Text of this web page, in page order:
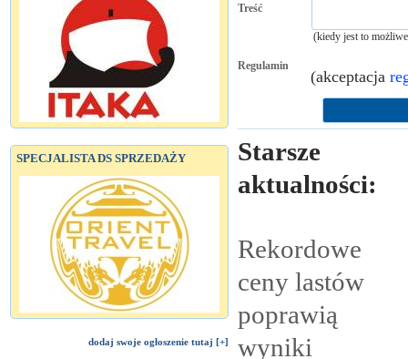
SPECJALISTA DS SPRZEDAŻY
dodaj swoje ogłoszenie tutaj [+]
Treść
(kiedy jest to
Regulamin
(akceptacja
Starsze
aktualności:
Rekordowe
ceny lastów
poprawią
wyniki